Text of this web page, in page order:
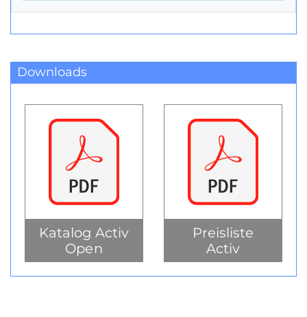
Downloads
Katalog Activ
Open
Preisliste
Activ